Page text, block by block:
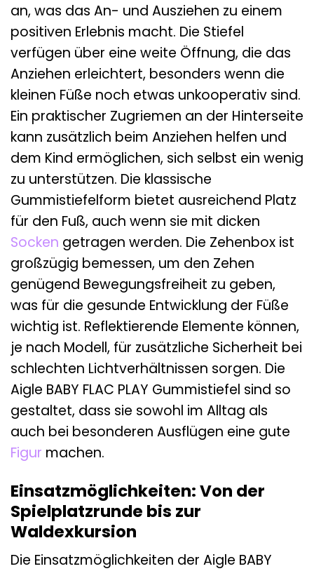
an, was das An- und Ausziehen zu einem
positiven Erlebnis macht. Die Stiefel
verfügen über eine weite Öffnung, die das
Anziehen erleichtert, besonders wenn die
kleinen Füße noch etwas unkooperativ sind.
Ein praktischer Zugriemen an der Hinterseite
kann zusätzlich beim Anziehen helfen und
dem Kind ermöglichen, sich selbst ein wenig
zu unterstützen. Die klassische
Gummistiefelform bietet ausreichend Platz
für den Fuß, auch wenn sie mit dicken
Socken getragen werden. Die Zehenbox ist
großzügig bemessen, um den Zehen
genügend Bewegungsfreiheit zu geben,
was für die gesunde Entwicklung der Füße
wichtig ist. Reflektierende Elemente können,
je nach Modell, für zusätzliche Sicherheit bei
schlechten Lichtverhältnissen sorgen. Die
Aigle BABY FLAC PLAY Gummistiefel sind so
gestaltet, dass sie sowohl im Alltag als
auch bei besonderen Ausflügen eine gute
Figur machen.
Einsatzmöglichkeiten: Von der
Spielplatzrunde bis zur
Waldexkursion
Die Einsatzmöglichkeiten der Aigle BABY